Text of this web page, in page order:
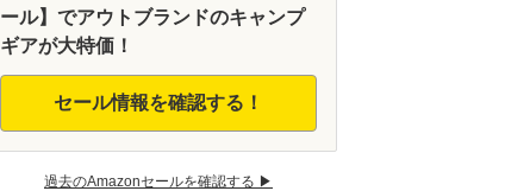
ール】でアウトブランドのキャンプ
ギアが大特価！
セール情報を確認する！
過去のAmazonセールを確認する ▶︎